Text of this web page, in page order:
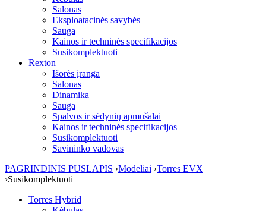
Salonas
Eksploatacinės savybės
Sauga
Kainos ir techninės specifikacijos
Susikomplektuoti
Rexton
Išorės įranga
Salonas
Dinamika
Sauga
Spalvos ir sėdynių apmušalai
Kainos ir techninės specifikacijos
Susikomplektuoti
Savininko vadovas
PAGRINDINIS PUSLAPIS ›Mоdeliai ›Torres EVX
›Susikomplektuoti
Torres Hybrid